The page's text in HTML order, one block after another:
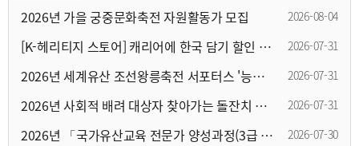
2026년 가을 궁중문화축전 자원활동가 모집 2026-08-04
[K-헤리티지 스토어] 캐리어에 한국 담기 할인 안내 2026-07-31
2026년 세계유산 조선왕릉축전 서포터스 '능이랑’ 모집안내 2026-07-31
2026년 사회적 배려 대상자 찾아가는 돌잔치 참여자 추가모집 공고(도서·벽지) 2026-07-31
2026년 「국가유산교육 전문가 양성과정(3급 3기)」 교육생 선정 결과 안내 2026-07-30